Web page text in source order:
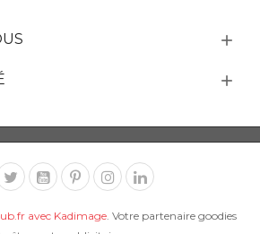
avec Kadimage. Votre partenaire goodies